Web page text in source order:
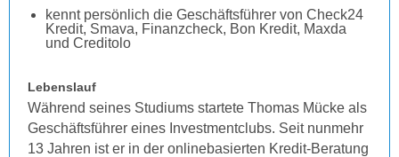
kennt persönlich die Geschäftsführer von Check24
Kredit, Smava, Finanzcheck, Bon Kredit, Maxda
und Creditolo
Lebenslauf
Während seines Studiums startete Thomas Mücke als
Geschäftsführer eines Investmentclubs. Seit nunmehr
13 Jahren ist er in der onlinebasierten Kredit-Beratung